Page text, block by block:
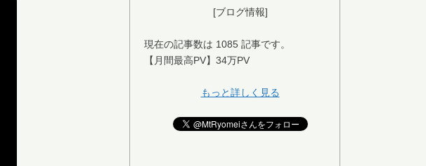
[ブログ情報]
現在の記事数は 1085 記事です。
【月間最高PV】34万PV
もっと詳しく見る